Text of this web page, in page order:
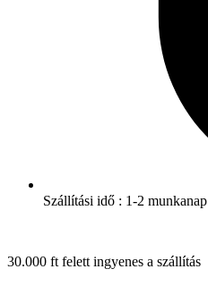
Szállítási idő : 1-2 munkanap
30.000 ft felett ingyenes a szállítás